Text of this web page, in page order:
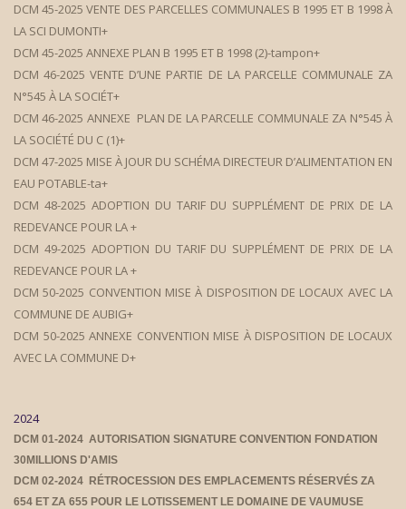
DCM 45-2025 VENTE DES PARCELLES COMMUNALES B 1995 ET B 1998 À
LA SCI DUMONTI+
DCM 45-2025 ANNEXE PLAN B 1995 ET B 1998 (2)-tampon+
DCM 46-2025 VENTE D’UNE PARTIE DE LA PARCELLE COMMUNALE ZA
N°545 À LA SOCIÉT+
DCM 46-2025 ANNEXE PLAN DE LA PARCELLE COMMUNALE ZA N°545 À
LA SOCIÉTÉ DU C (1)+
DCM 47-2025 MISE À JOUR DU SCHÉMA DIRECTEUR D’ALIMENTATION EN
EAU POTABLE-ta+
DCM 48-2025 ADOPTION DU TARIF DU SUPPLÉMENT DE PRIX DE LA
REDEVANCE POUR LA +
DCM 49-2025 ADOPTION DU TARIF DU SUPPLÉMENT DE PRIX DE LA
REDEVANCE POUR LA +
DCM 50-2025 CONVENTION MISE À DISPOSITION DE LOCAUX AVEC LA
COMMUNE DE AUBIG+
DCM 50-2025 ANNEXE CONVENTION MISE À DISPOSITION DE LOCAUX
AVEC LA COMMUNE D+
2024
DCM 01-2024 AUTORISATION SIGNATURE CONVENTION FONDATION
30MILLIONS D'AMIS
DCM 02-2024 RÉTROCESSION DES EMPLACEMENTS RÉSERVÉS ZA
654 ET ZA 655 POUR LE LOTISSEMENT LE DOMAINE DE VAUMUSE